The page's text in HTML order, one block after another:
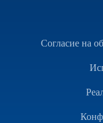
Согласие на